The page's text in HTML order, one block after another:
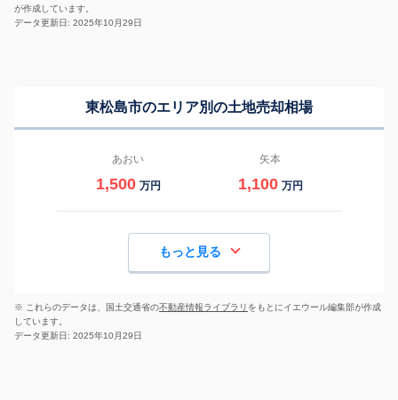
が作成しています。
データ更新日: 2025年10月29日
東松島市のエリア別の土地売却相場
あおい
1,500 万円
矢本
1,100 万円
もっと見る
※ これらのデータは、国土交通省の不動産情報ライブラリ をもとにイエウール編集部が作成
しています。
データ更新日: 2025年10月29日